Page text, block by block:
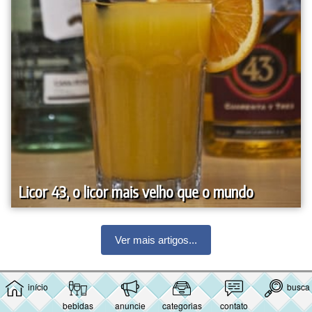
início
bebidas
anuncie categorias contato
busca
Licor 43, o licor mais velho que o mundo
Ver mais artigos...
⇑